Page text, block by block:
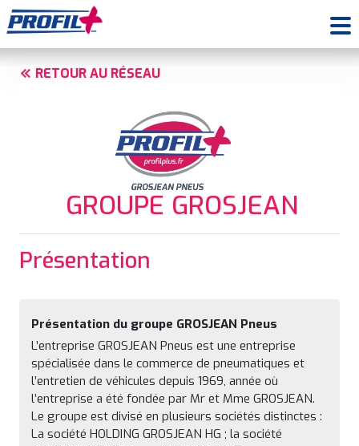
RETOUR AU RÉSEAU
GROUPE GROSJEAN
Présentation
Présentation du groupe GROSJEAN Pneus
L’entreprise GROSJEAN Pneus est une entreprise
spécialisée dans le commerce de pneumatiques et
l’entretien de véhicules depuis 1969, année où
l’entreprise a été fondée par Mr et Mme GROSJEAN.
Le groupe est divisé en plusieurs sociétés distinctes :
La société HOLDING GROSJEAN HG ; la société